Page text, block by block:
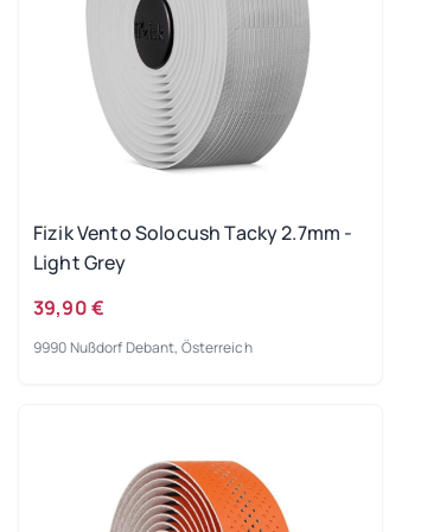
Fizik Vento Solocush Tacky 2.7mm -
Light Grey
39,90 €
9990 Nußdorf Debant, Österreich